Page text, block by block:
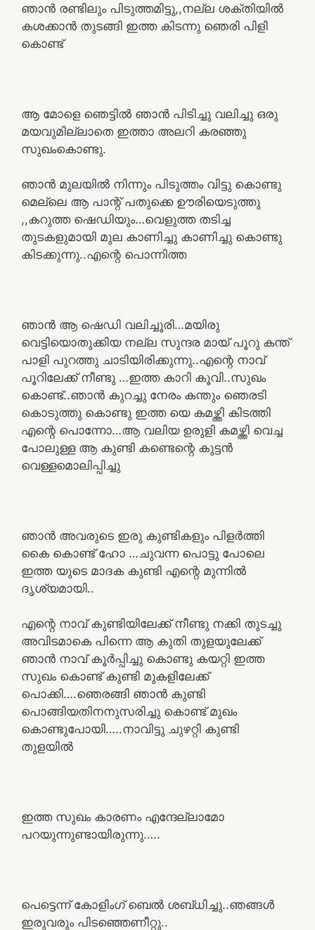
ഞാൻ രണ്ടിലും പിടുത്തമിട്ടു,,നല്ല ശക്തിയിൽ
കശക്കാൻ തുടങ്ങി ഇത്ത കിടന്നു ഞെരി പിളി
കൊണ്ട്
ആ മോളെ ഞെട്ടിൽ ഞാൻ പിടിച്ചു വലിച്ചു ഒരു
മയവുമില്ലാതെ ഇത്താ അലറി കരഞ്ഞു
സുഖംകൊണ്ടു.
ഞാൻ മുലയിൽ നിന്നും പിടുത്തം വിട്ടു കൊണ്ടു
മെല്ലെ ആ പാന്റ് പതുക്കെ ഊരിയെടുത്തു
,,കറുത്ത ഷെഡിയും…വെളുത്ത തടിച്ച
തുടകളുമായി മുല കാണിച്ചു കാണിച്ചു കൊണ്ടു
കിടക്കുന്നു..എന്റെ പൊന്നിത്ത
ഞാൻ ആ ഷെഡി വലിച്ചൂരി…മയിരു
വെട്ടിയൊതുക്കിയ നല്ല സുന്ദര മായ് പൂറു കന്ത്
പാളി പുറത്തു ചാടിയിരിക്കുന്നു..എന്റെ നാവ്
പൂറിലേക്ക് നീണ്ടു …ഇത്ത കാറി കൂവി..സുഖം
കൊണ്ട്..ഞാൻ കുറച്ചു നേരം കന്തും ഞെരടി
കൊടുത്തു കൊണ്ടു ഇത്ത യെ കമഴ്ത്തി കിടത്തി
എന്റെ പൊന്നോ…ആ വലിയ ഉരുളി കമഴ്ത്തി വെച്ച
പോലുള്ള ആ കുണ്ടി കണ്ടെന്റെ കുട്ടൻ
വെള്ളമൊലിപ്പിച്ചു
ഞാൻ അവരുടെ ഇരു കുണ്ടികളും പിളർത്തി
കൈ കൊണ്ട് ഹോ …ചുവന്ന പൊട്ടു പോലെ
ഇത്ത യുടെ മാദക കുണ്ടി എന്റെ മുന്നിൽ
ദൃശ്യമായി..
എന്റെ നാവ് കുണ്ടിയിലേക്ക് നീണ്ടു നക്കി തുടച്ചു
അവിടമാകെ പിന്നെ ആ കുതി തുളയുലേക്ക്
ഞാൻ നാവ് കൂർപ്പിച്ചു കൊണ്ടു കയറ്റി ഇത്ത
സുഖം കൊണ്ട് കുണ്ടി മുകളിലേക്ക്
പൊക്കി….ഞെരങ്ങി ഞാൻ കുണ്ടി
പൊങ്ങിയതിനനുസരിച്ചു കൊണ്ട് മുഖം
കൊണ്ടുപോയി…..നാവിട്ടു ചുഴറ്റി കുണ്ടി
തുളയിൽ
ഇത്ത സുഖം കാരണം എന്ദേല്ലാമോ
പറയുന്നുണ്ടായിരുന്നു…..
പെട്ടെന്ന് കോളിംഗ് ബെൽ ശബ്‌ധിച്ചു..ഞങ്ങൾ
ഇരുവരും പിടഞ്ഞെണീറ്റു..